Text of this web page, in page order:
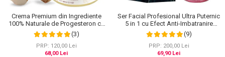
Crema Premium din Ingrediente
100% Naturale de Progesteron ce
amelioreaza Menstruatia sau
Menopauza, Elaimei 60 g
(3)
PRP: 120,00 Lei
68,00 Lei
Ser Facial Profesional Ultra Puternic
5 in 1 cu Efect Anti-Imbatranire
NOVA KISS®, 30 ml
(9)
PRP: 200,00 Lei
69,90 Lei